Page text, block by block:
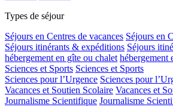
Types de séjour
Séjours en Centres de vacances Séjours en
Séjours itinérants & expéditions Séjours
hébergement en gîte ou chalet hébergement
Sciences et Sports Sciences et Sports
Sciences pour l’Urgence Sciences pour
Vacances et Soutien Scolaire Vacances et
Journalisme Scientifique Journalisme